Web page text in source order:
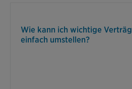
Wie kann ich wichtige
einfach umstellen?
Ob Gas, Wasser, Strom
Kooperationspartner